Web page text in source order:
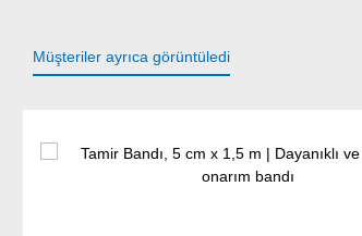
Müşteriler ayrıca görüntüledi